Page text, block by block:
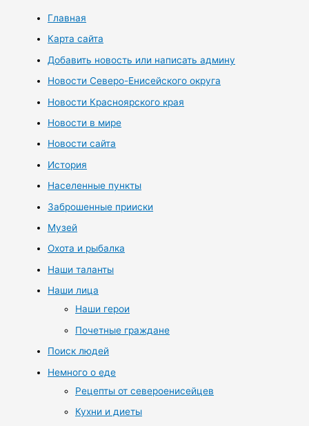
Главная
Карта сайта
Добавить новость или написать админу
Новости Северо-Енисейского округа
Новости Красноярского края
Новости в мире
Новости сайта
История
Населенные пункты
Заброшенные прииски
Музей
Охота и рыбалка
Наши таланты
Наши лица
Наши герои
Почетные граждане
Поиск людей
Немного о еде
Рецепты от североенисейцев
Кухни и диеты